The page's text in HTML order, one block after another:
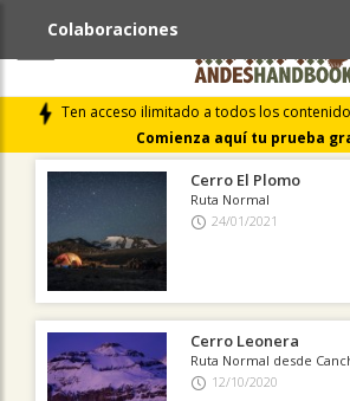
Ten acceso ilimitado a todos los
Comienza aquí tu prueba
Colaboraciones
ÚLTIMAS COLABORACIONES PUBLICADAS
LIBROS DE CUMBRES
Cerro El Plomo
Ruta Normal
24/01/2021
Cerro Leonera
Ruta Normal desde
12/10/2020